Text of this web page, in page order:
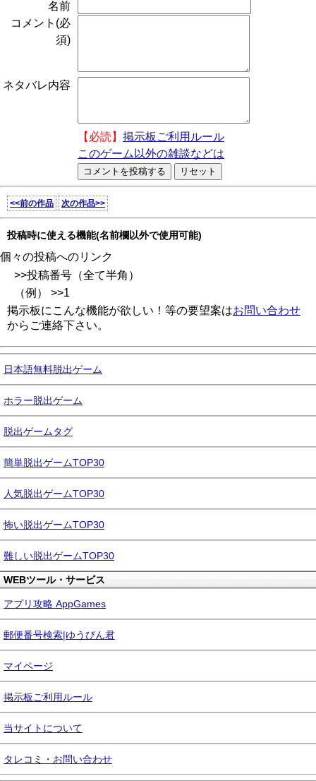
名前
コメント(必
須)
ネタバレ内容
【必読】 掲示板ご利用ルール
このゲーム以外の雑談などは
<<前の作品 次の作品>>
投稿時に使える機能(名前欄以外で使用可能)
個々の投稿へのリンク
>>投稿番号（全て半角）
（例） >>1
掲示板にこんな機能が欲しい！等の要望案はお問い合わせ
からご連絡下さい。
日本語無料脱出ゲーム
ホラー脱出ゲーム
脱出ゲームタグ
簡単脱出ゲームTOP30
人気脱出ゲームTOP30
怖い脱出ゲームTOP30
難しい脱出ゲームTOP30
WEBツール・サービス
アプリ攻略 AppGames
郵便番号検索|ゆうびん君
マイページ
掲示板ご利用ルール
当サイトについて
タレコミ・お問い合わせ